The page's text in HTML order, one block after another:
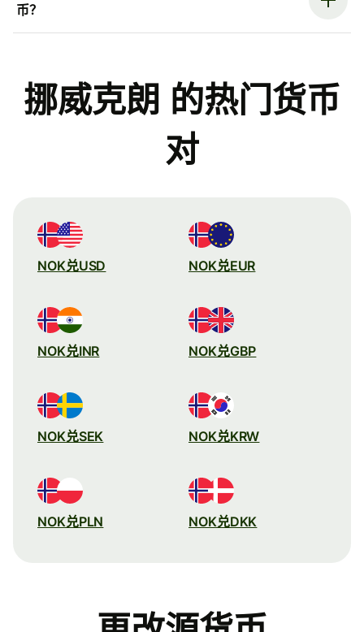
币？
挪威克朗 的热门货币
对
NOK兑USD NOK兑EUR
NOK兑INR NOK兑GBP
NOK兑SEK NOK兑KRW
NOK兑PLN NOK兑DKK